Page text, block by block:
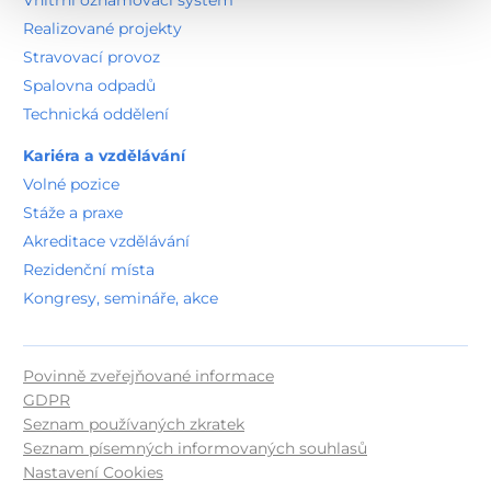
Realizované projekty
Stravovací provoz
Spalovna odpadů
Technická oddělení
Kariéra a vzdělávání
Volné pozice
Stáže a praxe
Akreditace vzdělávání
Rezidenční místa
Kongresy, semináře, akce
Povinně zveřejňované informace
GDPR
Seznam používaných zkratek
Seznam písemných informovaných souhlasů
Nastavení Cookies